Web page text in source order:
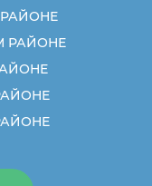
РАЙОНЕ